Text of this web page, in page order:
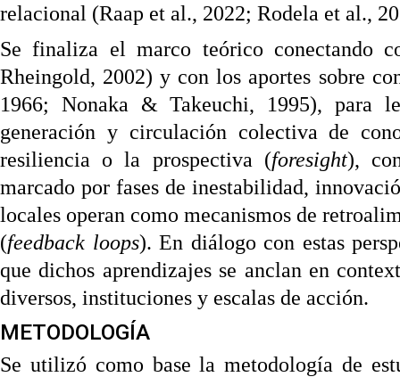
relacional (Raap et al., 2022; Rodela et al.,
Se finaliza el marco teórico conectando
Rheingold, 2002) y con los aportes sobre
1966; Nonaka & Takeuchi, 1995), para
generación y circulación colectiva de
resiliencia o la prospectiva (foresight),
marcado por fases de inestabilidad,
locales operan como mecanismos de
(feedback loops). En diálogo con estas
que dichos aprendizajes se anclan en
diversos, instituciones y escalas de acción.
METODOLOGÍA
Se utilizó como base la metodología de